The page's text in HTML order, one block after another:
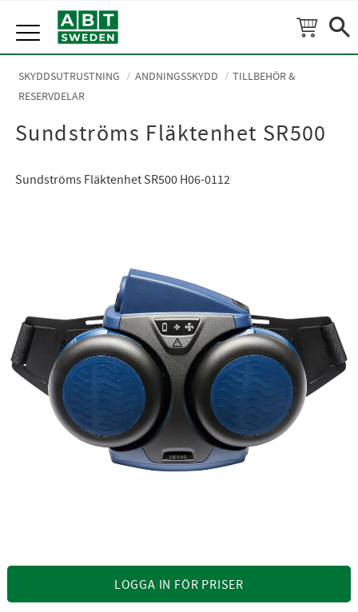
Meny
SKYDDSUTRUSTNING ANDNINGSSKYDD
TILLBEHÖR &
RESERVDELAR
Sundströms Fläktenhet SR500
Sundströms Fläktenhet SR500 H06-0112
LOGGA IN FÖR PRISER